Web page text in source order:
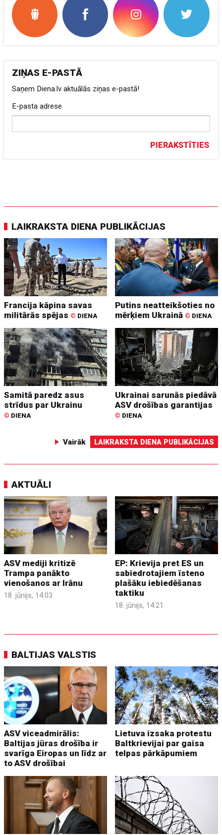
ZIŅAS E-PASTĀ
Saņem Diena.lv aktuālās ziņas e-pastā!
E-pasta adrese
PIERAKSTĪTIES
LAIKRAKSTA DIENA PUBLIKĀCIJAS
Francija kāpina savas
militārās spējas © DIENA
Putins neatteikšoties no
mērķiem Ukrainā © DIENA
Samitā paredz asus
strīdus par Ukrainu
© DIENA
Ukrainai sarunās piedāvā
ASV drošības garantijas
© DIENA
Vairāk LAIKRAKSTA DIENA PUBLIKĀCIJAS
AKTUĀLI
ASV mediji kritizē
Trampa panākto
vienošanos ar Irānu
18. jūnijs, 14:03
EP: Krievija pret ES un
sabiedrotajiem īsteno
plašāku iebiedēšanas
taktiku
18. jūnijs, 14:21
BALTIJAS VALSTIS
ASV viceadmirālis:
Baltijas jūras drošība ir
svarīga Eiropas un līdz ar
to ASV drošībai
Lietuva izsaka protestu
Baltkrievijai par gaisa
telpas pārkāpumiem